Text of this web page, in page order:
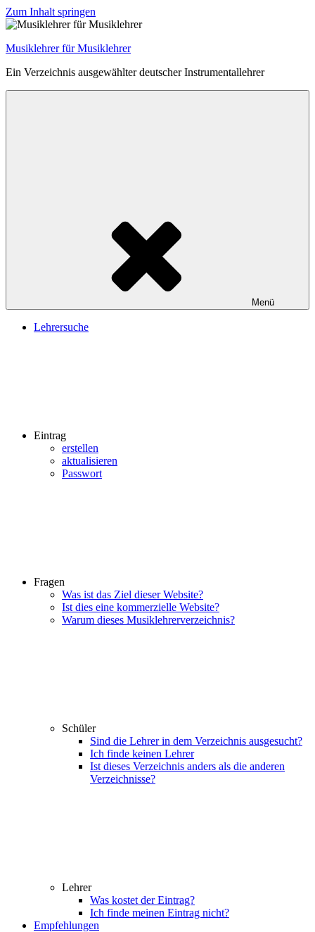
Zum Inhalt springen
Musiklehrer für Musiklehrer
Ein Verzeichnis ausgewählter deutscher Instrumentallehrer
Menü
Lehrersuche
Eintrag
erstellen
aktualisieren
Passwort
Fragen
Was ist das Ziel dieser Website?
Ist dies eine kommerzielle Website?
Warum dieses Musiklehrerverzeichnis?
Schüler
Sind die Lehrer in dem Verzeichnis ausgesucht?
Ich finde keinen Lehrer
Ist dieses Verzeichnis anders als die anderen
Verzeichnisse?
Lehrer
Was kostet der Eintrag?
Ich finde meinen Eintrag nicht?
Empfehlungen